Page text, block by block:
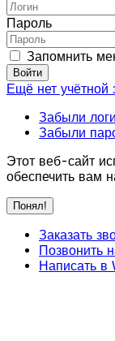
Пароль
Запомнить
Войти
Ещё нет учётной
Забыли
Забыли
Этот веб-сайт
обеспечить вам
Понял!
Заказать
Позвонить
Написать в